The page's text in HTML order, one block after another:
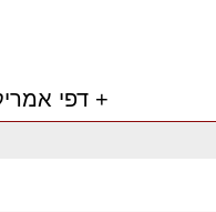
דפי אמריקה - חפש בית עסק +